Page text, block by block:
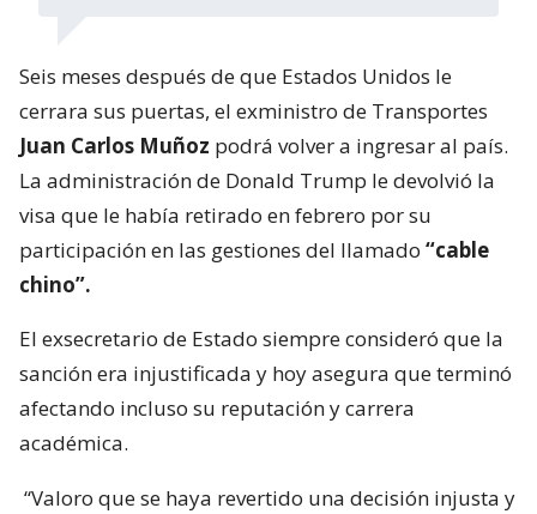
Seis meses después de que Estados Unidos le
cerrara sus puertas, el exministro de Transportes
Juan Carlos Muñoz podrá volver a ingresar al país.
La administración de Donald Trump le devolvió la
visa que le había retirado en febrero por su
participación en las gestiones del llamado “cable
chino”.
El exsecretario de Estado siempre consideró que la
sanción era injustificada y hoy asegura que terminó
afectando incluso su reputación y carrera
académica.
“Valoro que se haya revertido una decisión injusta y